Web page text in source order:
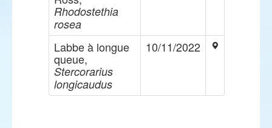
Rhodostethia
rosea
Labbe à longue
queue,
Stercorarius
longicaudus
10/11/2022